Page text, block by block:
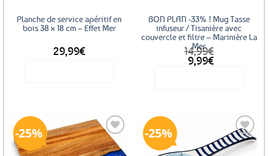
Planche de service apéritif en
bois 38 x 18 cm – Effet Mer
29,99€
BON PLAN -33% ! Mug Tasse
infuseur / Tisanière avec
couvercle et filtre – Marinière La
Mer
14,99€
Le
prix
9,99€
Le
prix
25% 25%